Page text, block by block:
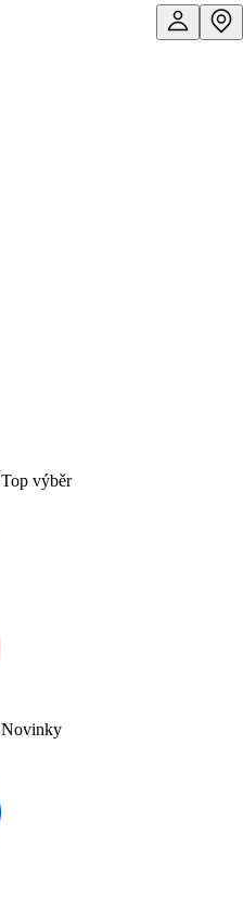
Top výběr
Novinky